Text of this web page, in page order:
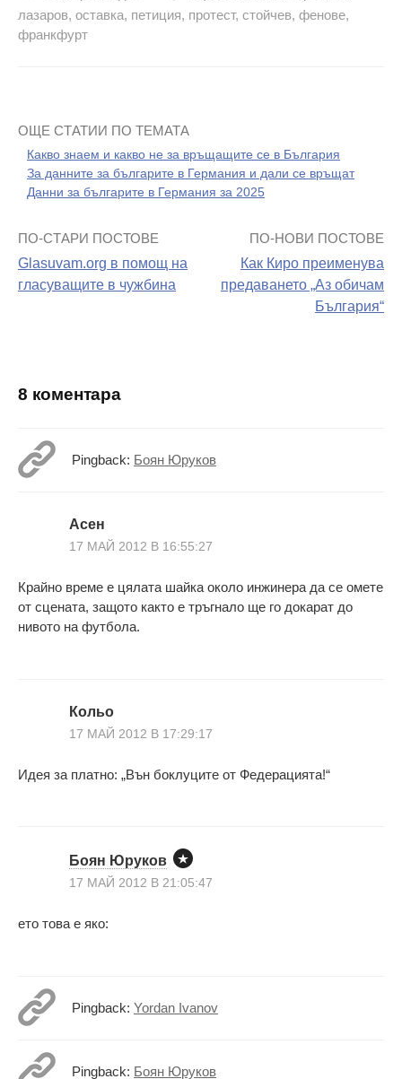
лазаров, оставка, петиция, протест, стойчев, фенове,
франкфурт
ОЩЕ СТАТИИ ПО ТЕМАТА
Какво знаем и какво не за връщащите се в България
За данните за българите в Германия и дали се връщат
Данни за българите в Германия за 2025
Навигация
на
ПО-СТАРИ ПОСТОВЕ
Glasuvam.org в помощ на
гласуващите в чужбина
ПО-НОВИ ПОСТОВЕ
Как Киро преименува
предаването „Аз обичам
България“
8 коментара
Pingback: Боян Юруков
Асен
17 МАЙ 2012 В 16:55:27
Крайно време е цялата шайка около инжинера да се омете
от сцената, защото както е тръгнало ще го докарат до
нивото на футбола.
Кольо
17 МАЙ 2012 В 17:29:17
Идея за платно: „Вън боклуците от Федерацията!“
Боян Юруков
17 МАЙ 2012 В 21:05:47
ето това е яко:
Pingback: Yordan Ivanov
Pingback: Боян Юруков